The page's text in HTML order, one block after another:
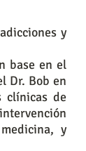
y
base en el
Dr. Bob en
clínicas de
y